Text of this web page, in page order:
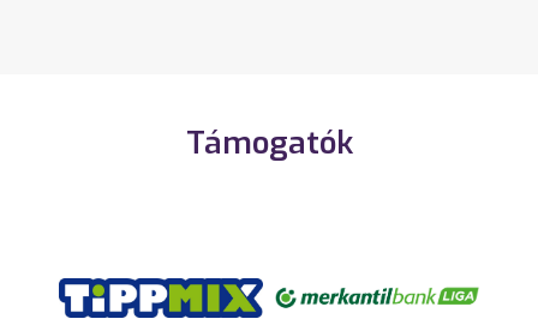
Támogatók